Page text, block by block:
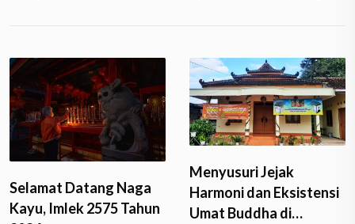
Selamat Datang Naga
Kayu, Imlek 2575 Tahun
Menyusuri Jejak
Harmoni dan Eksistensi
Umat Buddha di…